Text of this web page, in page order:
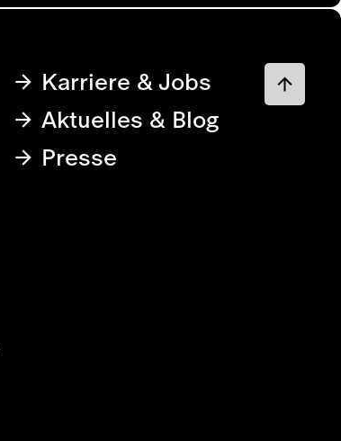
Karriere & Jobs
Aktuelles & Blog
Presse